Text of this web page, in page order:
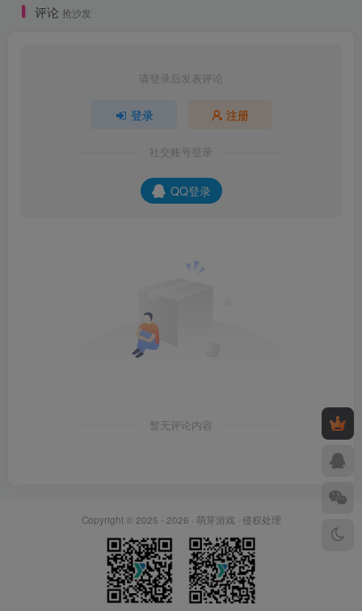
评论 抢沙发
请登录后发表评论
登录 注册
社交账号登录
QQ登录
暂无评论内容
Copyright © 2025 - 2026 · 萌芽游戏 · 侵权处理